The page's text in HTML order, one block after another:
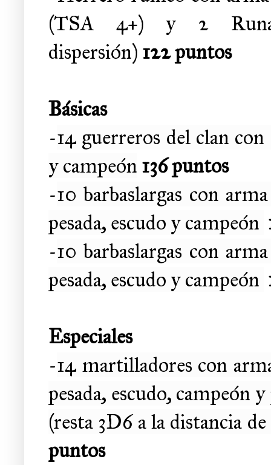
(TSA 4+) y 2 Runas
dispersión) 122 puntos
Básicas
-14 guerreros del clan
y campeón 136 puntos
-10 barbaslargas con
pesada, escudo y campeón
-10 barbaslargas con
pesada, escudo y campeón
Especiales
-14 martilladores con
pesada, escudo,
(resta 3D6 a la distancia
puntos